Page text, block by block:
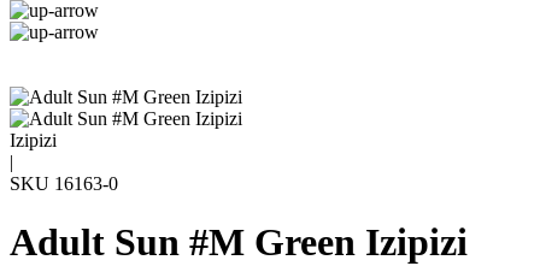
Izipizi
|
SKU 16163-0
Adult Sun #M Green Izipizi